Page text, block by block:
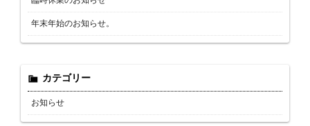
年末年始のお知らせ。
カテゴリー
お知らせ